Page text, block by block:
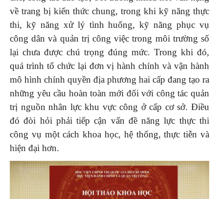
về trang bị kiến thức chung, trong khi kỹ năng thực
thi, kỹ năng xử lý tình huống, kỹ năng phục vụ
công dân và quản trị công việc trong môi trường số
lại chưa được chú trọng đúng mức. Trong khi đó,
quá trình tổ chức lại đơn vị hành chính và vận hành
mô hình chính quyền địa phương hai cấp đang tạo ra
những yêu cầu hoàn toàn mới đối với công tác quản
trị nguồn nhân lực khu vực công ở cấp cơ sở. Điều
đó đòi hỏi phải tiếp cận vấn đề năng lực thực thi
công vụ một cách khoa học, hệ thống, thực tiễn và
hiện đại hơn.